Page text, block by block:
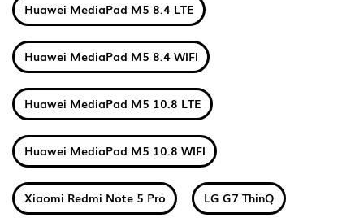
Huawei MediaPad M5 8.4 LTE
Huawei MediaPad M5 8.4 WIFI
Huawei MediaPad M5 10.8 LTE
Huawei MediaPad M5 10.8 WIFI
Xiaomi Redmi Note 5 Pro LG G7 ThinQ